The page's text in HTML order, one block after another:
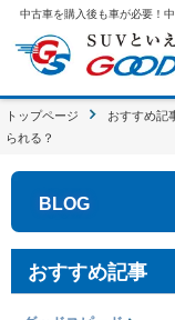
トップページ おすすめ記
られる？
BLOG
おすすめ記事